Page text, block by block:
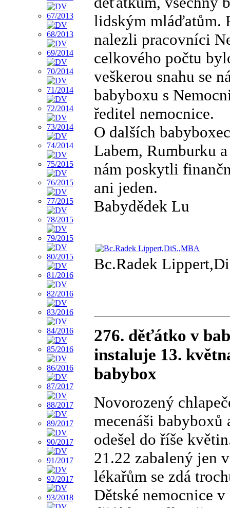
lidským mláďatům.
nalezli pracovníci
celkového počtu
veškerou snahu se
babyboxu s
ředitel nemocnice.
O dalších
Labem, Rumburku
nám poskytli
ani jeden.
Babydědek Lu
Bc.Radek
276. děťátko v
instaluje 13.
babybox
Novorozený
mecenáši
odešel do říše
21.22 zabalený jen
lékařům se zdá
Dětské nemocnice